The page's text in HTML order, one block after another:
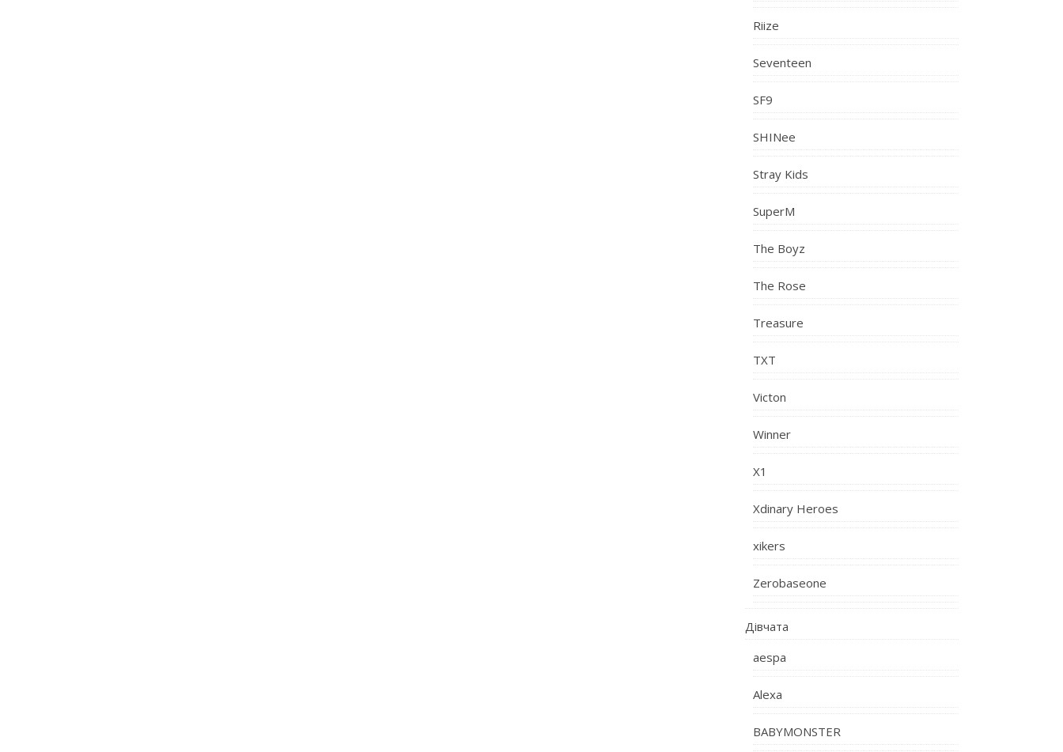
Riize
Seventeen
SF9
SHINee
Stray Kids
SuperM
The Boyz
The Rose
Treasure
TXT
Victon
Winner
X1
Xdinary Heroes
xikers
Zerobaseone
Дівчата
aespa
Alexa
BABYMONSTER